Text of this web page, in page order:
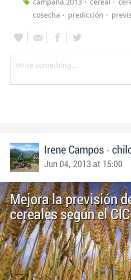
campaña 2013 cereal
cosecha
predicción
Irene Campos -
Jun 04, 2013 at 15:00
Mejora la previsión
cereales según el CIC